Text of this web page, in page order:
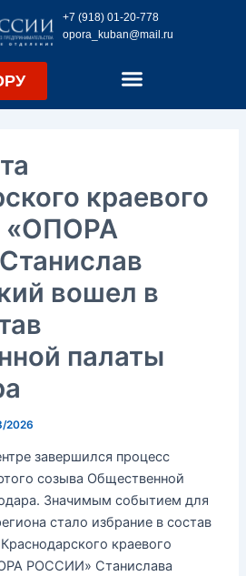
+7 (918) 01-20-778
opora_kuban@mail.ru
краевого
«ОПОРА
вошел в
палаты
2026
завершился процесс
созыва Общественной
Значимым событием для
стало избрание в состав
краевого
РОССИИ» Станислава